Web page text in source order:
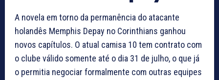
A novela em torno da permanência do atacante
holandês Memphis Depay no Corinthians ganhou
novos capítulos. O atual camisa 10 tem contrato com
o clube válido somente até o dia 31 de julho, o que já
o permitia negociar formalmente com outras equipes